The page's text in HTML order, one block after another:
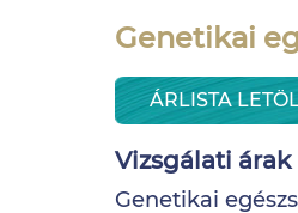
Genetikai
ÁRLISTA
Vizsgálati árak
Genetikai